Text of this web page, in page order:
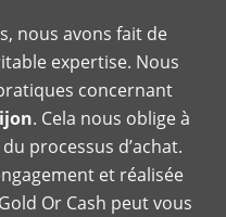
nous avons fait de
expertise. Nous
concernant
. Cela nous oblige à
processus d’achat.
et réalisée
Or Cash peut vous